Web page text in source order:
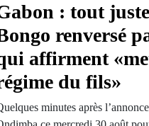
: tout
renversé
affirment
du fils»
minutes après